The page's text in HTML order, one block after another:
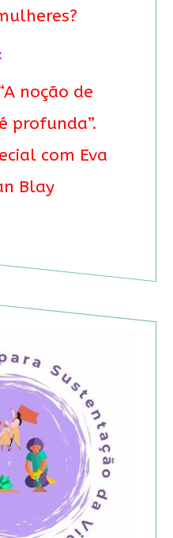
noção de
profunda”.
com Eva
Blay